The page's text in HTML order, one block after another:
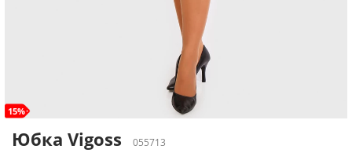
15%
Юбка Vigoss
055713